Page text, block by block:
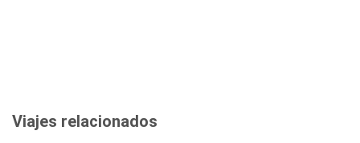
Viajes relacionados